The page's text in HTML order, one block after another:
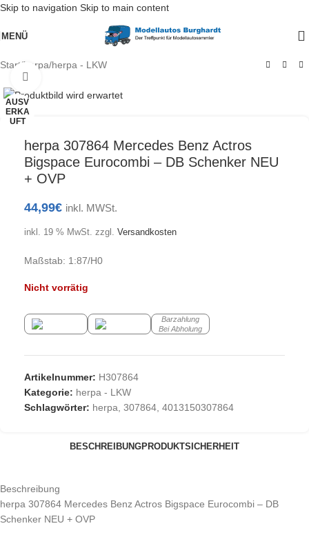
Skip to navigation Skip to main content
MENÜ
Start/herpa/herpa - LKW
AUSV
ERKA
UFT
herpa 307864 Mercedes Benz Actros
Bigspace Eurocombi – DB Schenker NEU
+ OVP
44,99€ inkl. MWSt.
inkl. 19 % MwSt. zzgl. Versandkosten
Maßstab: 1:87/H0
Nicht vorrätig
Barzahlung
Bei Abholung
Artikelnummer: H307864
Kategorie: herpa - LKW
Schlagwörter: herpa, 307864, 4013150307864
BESCHREIBUNGPRODUKTSICHERHEIT
Beschreibung
herpa 307864 Mercedes Benz Actros Bigspace Eurocombi – DB
Schenker NEU + OVP